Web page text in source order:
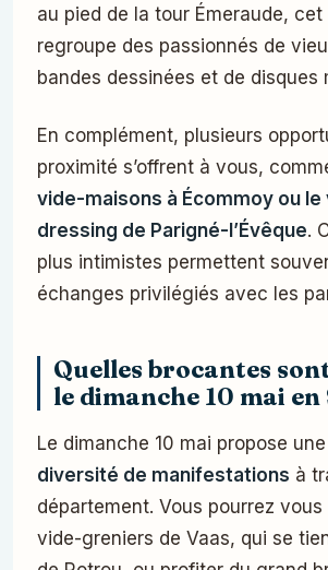
au pied de la tour Émeraude,
regroupe des passionnés de
bandes dessinées et de disques
En complément, plusieurs
proximité s’offrent à vous,
vide-maisons à Écommoy ou le
dressing de Parigné-l’Évêque.
plus intimistes permettent
échanges privilégiés avec les
Quelles brocantes
le dimanche 10 mai
Le dimanche 10 mai propose une
diversité de manifestations à
département. Vous pourrez vous
vide-greniers de Vaas, qui se